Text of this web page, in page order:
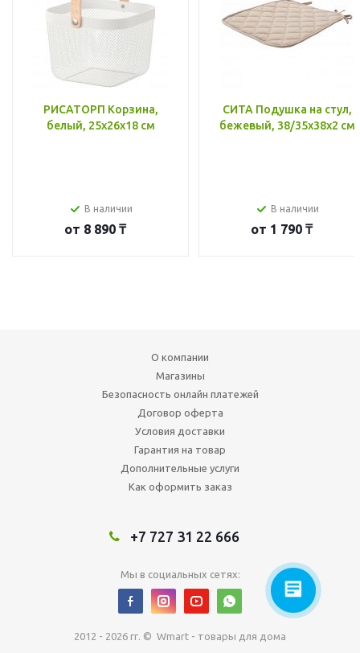
РИСАТОРП Корзина,
белый, 25x26x18 см
В наличии
от 8 890 ₸
СИТА Подушка на стул,
бежевый, 38/35x38x2 см
В наличии
от 1 790 ₸
О компании
Магазины
Безопасность онлайн платежей
Договор оферта
Условия доставки
Гарантия на товар
Дополнительные услуги
Как оформить заказ
+7 727 31 22 666
Мы в социальных сетях:
2012 - 2026 гг. © Wmart - товары для дома